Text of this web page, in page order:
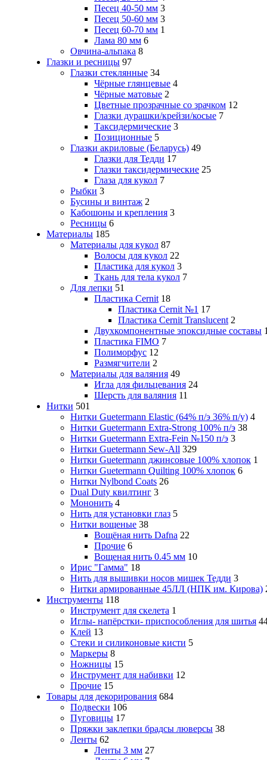
Песец 40-50 мм 3
Песец 50-60 мм 3
Песец 60-70 мм 1
Лама 80 мм 6
Овчина-альпака 8
Глазки и ресницы 97
Глазки стеклянные 34
Чёрные глянцевые 4
Чёрные матовые 2
Цветные прозрачные со зрачком 12
Глазки дурашки/крейзи/косые 7
Таксидермические 3
Позиционные 5
Глазки акриловые (Беларусь) 49
Глазки для Тедди 17
Глазки таксидермические 25
Глаза для кукол 7
Рыбки 3
Бусины и винтаж 2
Кабошоны и крепления 3
Ресницы 6
Материалы 185
Материалы для кукол 87
Волосы для кукол 22
Пластика для кукол 3
Ткань для тела кукол 7
Для лепки 51
Пластика Cernit 18
Пластика Cernit №1 17
Пластика Cernit Translucent 2
Двухкомпонентные эпоксидные составы
Пластика FIMO 7
Полиморфус 12
Размягчители 2
Материалы для валяния 49
Игла для фильцевания 24
Шерсть для валяния 11
Нитки 501
Нитки Guetermann Elastic (64% п/э 36% п/у) 4
Нитки Guetermann Extra-Strong 100% п/э 38
Нитки Guetermann Extra-Fein №150 п/э 3
Нитки Guetermann Sew-All 329
Нитки Guetermann джинсовые 100% хлопок 1
Нитки Guetermann Quilting 100% хлопок 6
Нитки Nylbond Coats 26
Dual Duty квилтинг 3
Мононить 4
Нить для установки глаз 5
Нитки вощеные 38
Вощёная нить Dafna 22
Прочие 6
Вощеная нить 0.45 мм 10
Ирис "Гамма" 18
Нить для вышивки носов мишек Тедди 3
Нитки армированные 45ЛЛ (НПК им. Кирова)
Инструменты 118
Инструмент для скелета 1
Иглы- напёрстки- приспособления для шитья
Клей 13
Стеки и силиконовые кисти 5
Маркеры 8
Ножницы 15
Инструмент для набивки 12
Прочие 15
Товары для декорирования 684
Подвески 106
Пуговицы 17
Пряжки заклепки брадсы люверсы 38
Ленты 62
Ленты 3 мм 27